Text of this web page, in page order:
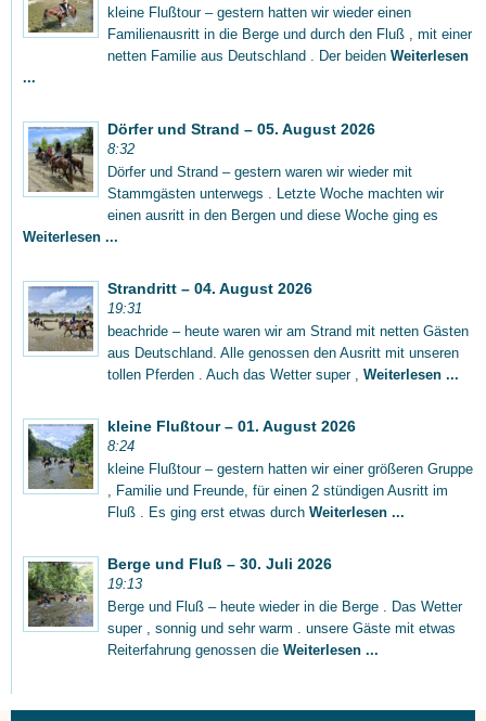
kleine Flußtour – gestern hatten wir wieder einen
Familienausritt in die Berge und durch den Fluß , mit einer
netten Familie aus Deutschland . Der beiden Weiterlesen
...
Dörfer und Strand – 05. August 2026
8:32
Dörfer und Strand – gestern waren wir wieder mit
Stammgästen unterwegs . Letzte Woche machten wir
einen ausritt in den Bergen und diese Woche ging es
Weiterlesen ...
Strandritt – 04. August 2026
19:31
beachride – heute waren wir am Strand mit netten Gästen
aus Deutschland. Alle genossen den Ausritt mit unseren
tollen Pferden . Auch das Wetter super , Weiterlesen ...
kleine Flußtour – 01. August 2026
8:24
kleine Flußtour – gestern hatten wir einer größeren Gruppe
, Familie und Freunde, für einen 2 stündigen Ausritt im
Fluß . Es ging erst etwas durch Weiterlesen ...
Berge und Fluß – 30. Juli 2026
19:13
Berge und Fluß – heute wieder in die Berge . Das Wetter
super , sonnig und sehr warm . unsere Gäste mit etwas
Reiterfahrung genossen die Weiterlesen ...